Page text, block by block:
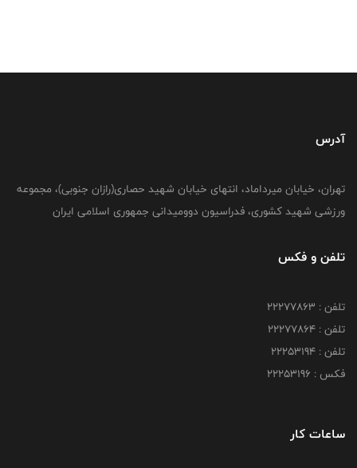
آدرس
تهران، خیابان میرداماد، انتهای خیابان شهید حصاری(رازان جنوبی)، مجموعه
ورزشی شهید کشوری، فدراسیون دوومیدانی جمهوری اسلامی ایران
تلفن و فکس
تلفن : 22277863
تلفن : 22277864
تلفن : 22253194
فکس : 22253196
ساعات کار